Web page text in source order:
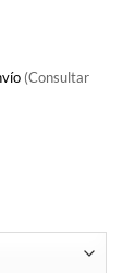
(Consultar